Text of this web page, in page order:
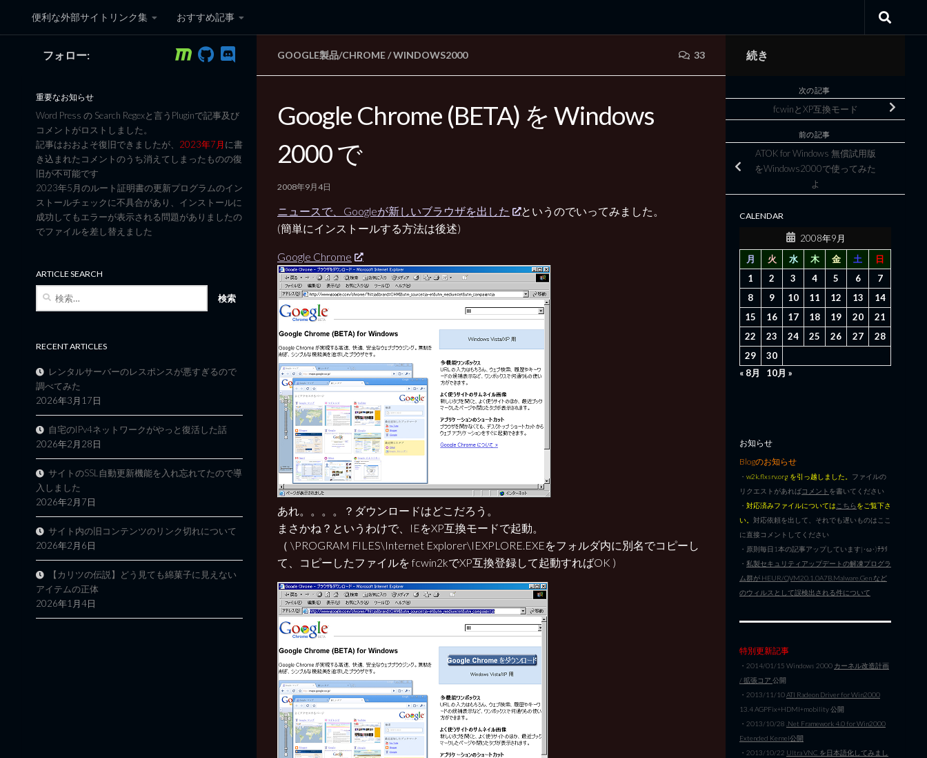
コンテンツへスキップ
便利な外部サイトリンク集 おすすめ記事
黒翼猫のコンピュータ日記 3rd Edition
GOOGLE製品/CHROME/WINDOWS2000 33
Google Chrome (BETA) を Windows
2000 で
2008年9月4日
ニュースで、Googleが新しいブラウザを出した
というのでいってみました。
(簡単にインストールする方法は後述)
Google Chrome
あれ。。。。？ダウンロードはどこだろう。
まさかね？というわけで、IEをXP互換モードで起動。
（ \PROGRAM FILES\Internet Explorer\IEXPLORE.EXEをフォルダ内に別名でコピーし
て、コピーしたファイルを fcwin2kでXP互換登録して起動すればOK )
フォロー:
重要なお知らせ
Word Press の Search Regexと言うPluginで記事及び
コメントがロストしました。
記事はおおよそ復旧できましたが、 2023年7月に書
き込まれたコメントのうち消えてしまったものの復
旧が不可能です
2023年5月のルート証明書の更新プログラムのイン
ストールチェックに不具合があり、インストールに
成功してもエラーが表示される問題がありましたの
でファイルを差し替えました
ARTICLE SEARCH
RECENT ARTICLES
レンタルサーバーのレスポンスが悪すぎるので
調べてみた
2026年3月17日
自宅のIPv4ネットワークがやっと復活した話
2026年2月28日
サイトのSSL自動更新機能を入れ忘れてたので導
入しました
2026年2月7日
サイト内の旧コンテンツのリンク切れについて
2026年2月6日
【カリツの伝説】どう見ても綿菓子に見えない
アイテムの正体
2026年1月4日
続き
次の記事
fcwinとXP互換モード
前の記事
ATOK for Windows 無償試用版
をWindows2000で使ってみた
よ
CALENDAR
2008年9月
月
火 水 木 金 土
日
1
2 3 4 5 6
7
8
9 10 11 12 13
14
15
16 17 18 19 20
21
22
23 24 25 26 27
28
29
30
« 8月
10月 »
お知らせ
Blogのお知らせ
・ w2k.flxsrv.org を引っ越しました。 ファイルの
リクエストがあればコメント を書いてください
・ 対応済みファイルについては こちらをご覧下さ
い。 対応依頼を出して、それでも遅いものはここ
に直接コメントしてください
・原則毎日1本の記事アップしています|･ω･)ﾁﾗﾘ
・ 私製セキュリティアップデートの解凍プログラ
ム群が HEUR/QVM20.1.0A7B.Malware.Gen など
のウィルスとして誤検出される件について
特別更新記事
・2014/01/15 Windows 2000 カーネル改造計画
/ 拡張コア 公開
・2013/11/10ATI Radeon Driver for Win2000
13.4 AGPFix+HDMI+mobility 公開
・2013/10/28 .Net Framework 4.0 for Win2000
Extended Kernel公開
・2013/10/22 Ultra VNC を日本語化してみまし